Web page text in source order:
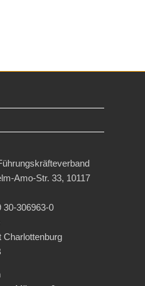
Amo-Str. 33, 10117
30-306963-0
Charlottenburg